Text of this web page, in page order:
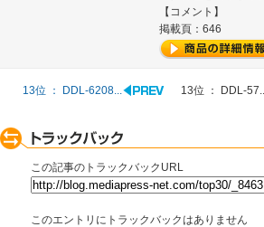
【コメント】
掲載頁：646
13位 ： DDL-6208... 13位 ： DDL-
この記事のトラックバックURL
このエントリにトラックバックはありません